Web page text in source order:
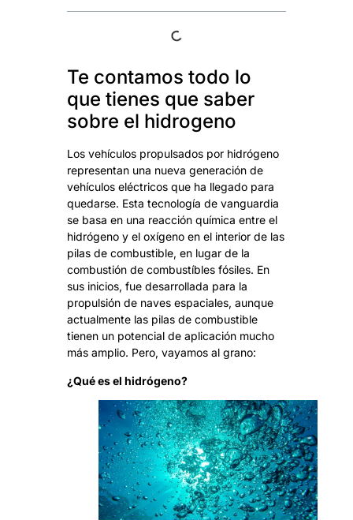
Te contamos todo lo
que tienes que saber
sobre el hidrogeno
Los vehículos propulsados por hidrógeno
representan una nueva generación de
vehículos eléctricos que ha llegado para
quedarse. Esta tecnología de vanguardia
se basa en una reacción química entre el
hidrógeno y el oxígeno en el interior de las
pilas de combustible, en lugar de la
combustión de combustíbles fósiles. En
sus inicios, fue desarrollada para la
propulsión de naves espaciales, aunque
actualmente las pilas de combustible
tienen un potencial de aplicación mucho
más amplio. Pero, vayamos al grano:
¿Qué es el hidrógeno?